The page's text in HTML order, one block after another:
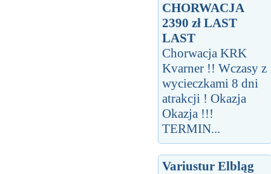
CHORWACJA
2390 zł LAST
LAST
Chorwacja KRK
Kvarner !! Wczasy z
wycieczkami 8 dni
atrakcji ! Okazja
Okazja !!!
TERMIN...
Variustur Elbląg